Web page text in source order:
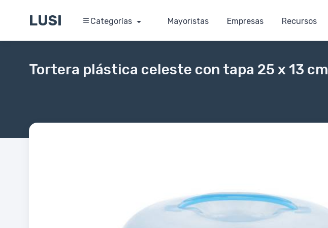
LUSI Categorías Mayoristas Empresas Recursos
Tortera plástica celeste con tapa 25 x 13 cm